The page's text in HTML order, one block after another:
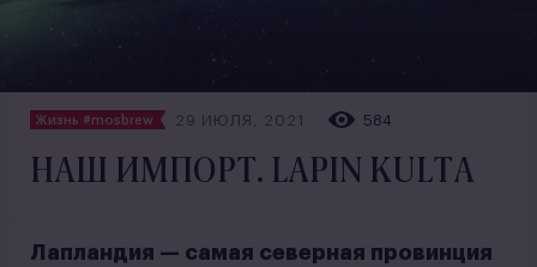
Жизнь #mosbrew 29 ИЮЛЯ, 2021 584
НАШ ИМПОРТ. LAPIN KULTA
Лапландия — самая северная провинция